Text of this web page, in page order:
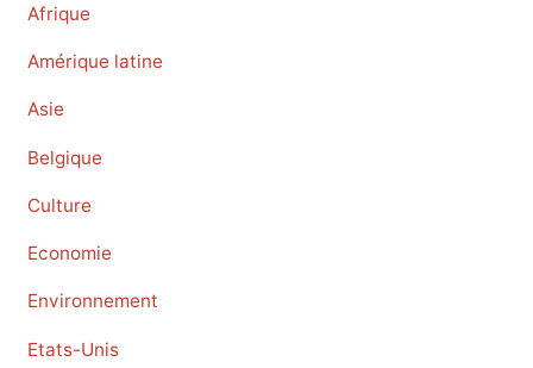
Afrique
Amérique latine
Asie
Belgique
Culture
Economie
Environnement
Etats-Unis